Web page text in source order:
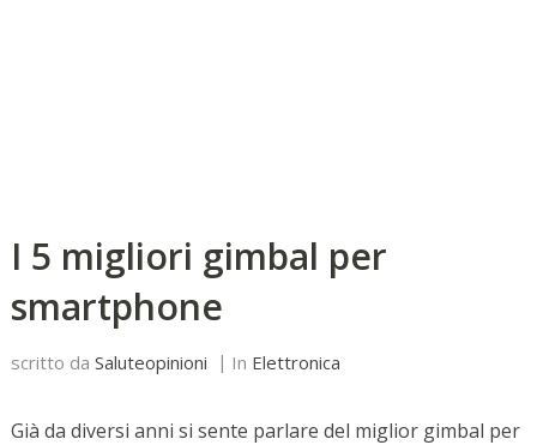
I 5 migliori gimbal per
smartphone
scritto da Saluteopinioni In Elettronica
Già da diversi anni si sente parlare del miglior gimbal per